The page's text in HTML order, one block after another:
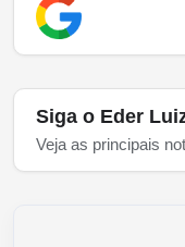
Siga o Eder
Veja as principais